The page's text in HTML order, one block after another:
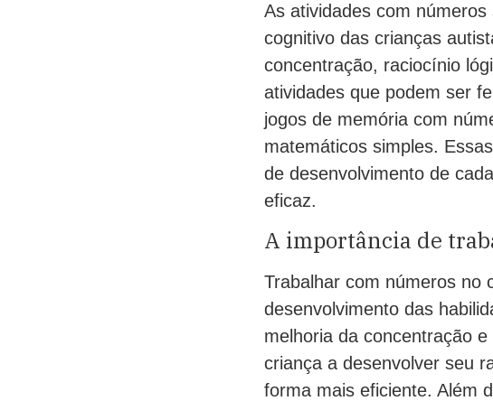
As atividades com
cognitivo das crianças
concentração, raciocínio
atividades que podem ser
jogos de memória com
matemáticos simples.
de desenvolvimento de
eficaz.
A importância de
Trabalhar com números no
desenvolvimento das
melhoria da concentração
criança a desenvolver seu
forma mais eficiente. Além